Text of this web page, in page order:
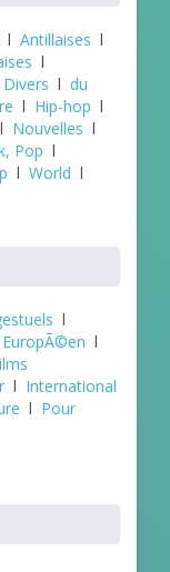
l Antillaises l
l
Divers l du
l Hip-hop l
l Nouvelles l
Pop l
l World l
l
EuropÃ©en l
l International
l Pour